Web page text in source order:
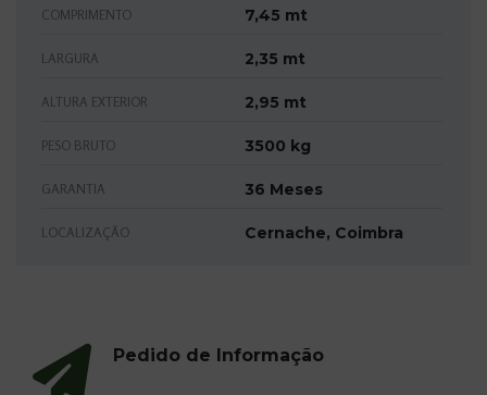
COMPRIMENTO 7,45 mt
LARGURA 2,35 mt
ALTURA EXTERIOR 2,95 mt
PESO BRUTO 3500 kg
GARANTIA 36 Meses
LOCALIZAÇÃO Cernache, Coimbra
Pedido de Informação